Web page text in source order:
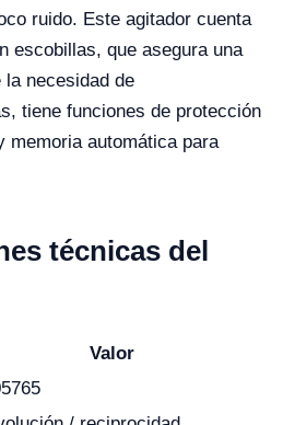
ruido. Este agitador cuenta
escobillas, que asegura una
necesidad de
tiene funciones de protección
memoria automática para
técnicas del
Valor